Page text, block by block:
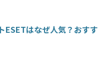
ESETはなぜ人気？おすす